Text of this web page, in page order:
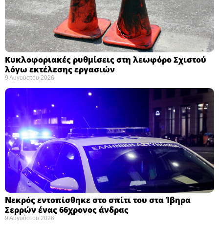
Κυκλοφοριακές ρυθμίσεις στη λεωφόρο Σχιστού
λόγω εκτέλεσης εργασιών
9 Αυγούστου 2026
Νεκρός εντοπίσθηκε στο σπίτι του στα Ίβηρα
Σερρών ένας 66χρονος άνδρας
9 Αυγούστου 2026